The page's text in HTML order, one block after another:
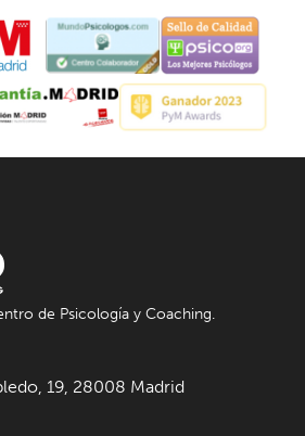
de Psicología y Coaching.
19, 28008 Madrid